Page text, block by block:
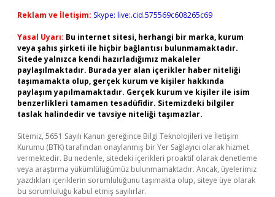
Reklam ve İletişim: Skype: live:.cid.575569c608265c69
Yasal Uyarı: Bu internet sitesi, herhangi bir marka, kurum
veya şahıs şirketi ile hiçbir bağlantısı bulunmamaktadır.
Sitede yalnızca kendi hazırladığımız makaleler
paylaşılmaktadır. Burada yer alan içerikler haber niteliği
taşımamakta olup, gerçek kurum ve kişiler hakkında
paylaşım yapılmamaktadır. Gerçek kurum ve kişiler ile isim
benzerlikleri tamamen tesadüfidir. Sitemizdeki bilgiler
taslak halindedir ve tavsiye niteliği taşımazlar.
Sitemiz, 5651 Sayılı Kanun gereğince Bilgi Teknolojileri ve İletişim
Kurumu (BTK) tarafından onaylanmış bir Yer Sağlayıcı olarak hizmet
vermektedir. Bu nedenle, sitedeki içerikleri proaktif olarak denetleme
veya araştırma yükümlülüğümüz bulunmamaktadır. Ancak, üyelerimiz
yazdıkları içeriklerin sorumluluğunu taşımakta olup, siteye üye olarak
bu sorumluluğu kabul etmiş sayılırlar.